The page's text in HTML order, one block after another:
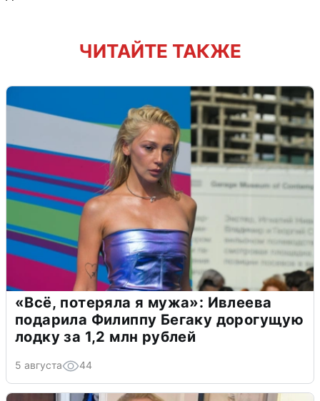
ЧИТАЙТЕ ТАКЖЕ
«Всё, потеряла я мужа»: Ивлеева
подарила Филиппу Бегаку дорогущую
лодку за 1,2 млн рублей
5 августа 44